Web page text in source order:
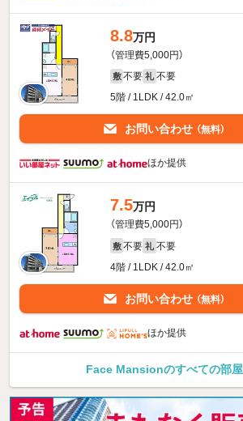
8.8万円
（管理費5,000円）
敷 不要 礼 不要
5階 / 1LDK / 42.0㎡
お問い合わせ （無料）
ほか提供
7.5万円
（管理費5,000円）
敷 不要 礼 不要
4階 / 1LDK / 42.0㎡
お問い合わせ （無料）
ほか提供
Face Mansionのすべての部